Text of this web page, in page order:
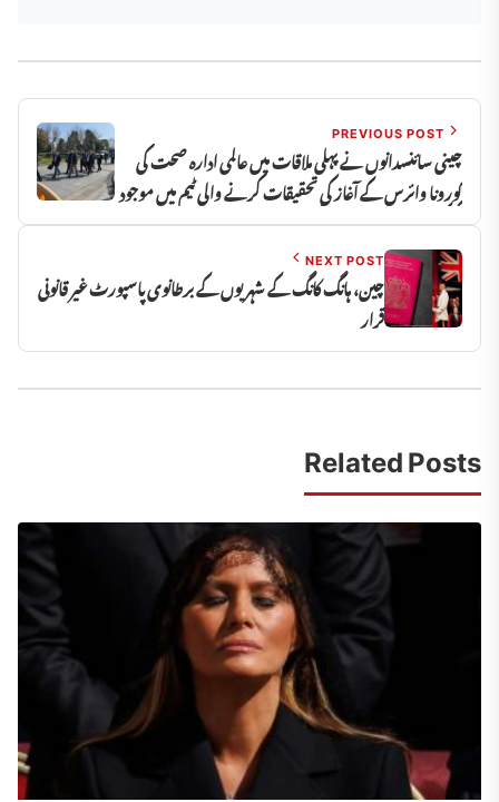
PREVIOUS POST
چینی سائنسدانوں نے پہلی ملاقات میں عالمی ادارہ صحت کی
کورونا وائرس کے آغاز کی تحقیقات کرنے والی ٹیم میں موجود
تکنیکی خامیوں کی نشاندہی کردی
NEXT POST
چین، ہانگ کانگ کے شہریوں کے برطانوی پاسپورٹ غیر قانونی
قرار
Related Posts